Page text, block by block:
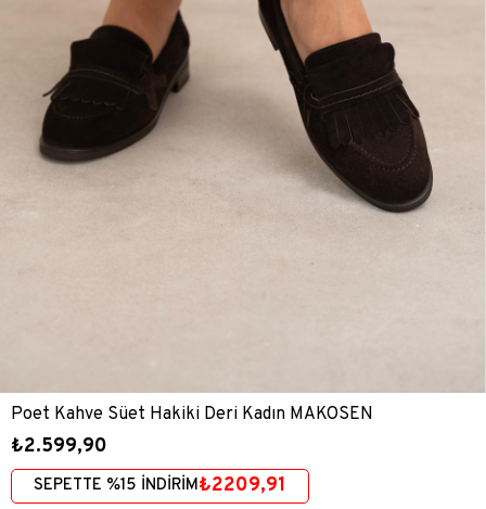
Poet Kahve Süet Hakiki Deri Kadın MAKOSEN
₺2.599,90
SEPETTE %15 İNDİRİM₺2209,91